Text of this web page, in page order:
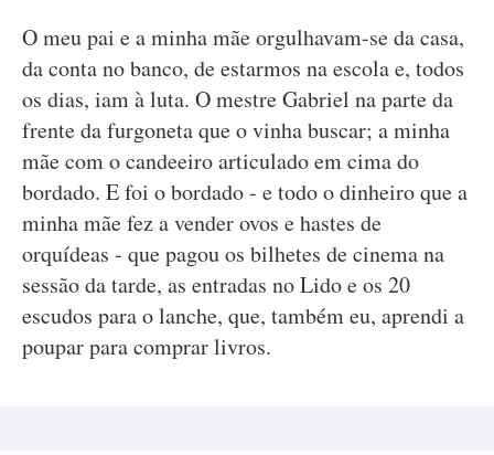
O meu pai e a minha mãe orgulhavam-se da casa,
da conta no banco, de estarmos na escola e, todos
os dias, iam à luta. O mestre Gabriel na parte da
frente da furgoneta que o vinha buscar; a minha
mãe com o candeeiro articulado em cima do
bordado. E foi o bordado - e todo o dinheiro que a
minha mãe fez a vender ovos e hastes de
orquídeas - que pagou os bilhetes de cinema na
sessão da tarde, as entradas no Lido e os 20
escudos para o lanche, que, também eu, aprendi a
poupar para comprar livros.